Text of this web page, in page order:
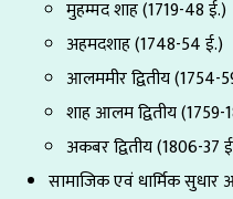
मुहम्मद शाह (1719-48 ई.)
अहमदशाह (1748-54 ई.)
आलममीर द्वितीय (1754-
शाह आलम द्वितीय (1759-
अकबर द्वितीय (1806-37
सामाजिक एवं धार्मिक सुधार